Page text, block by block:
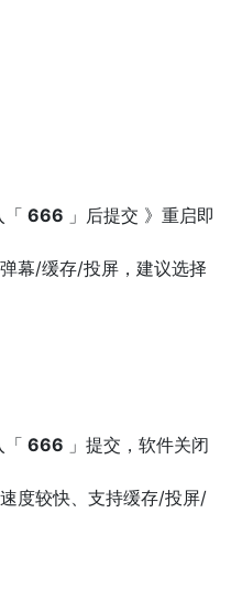
「 666 」后提交 》重启即
幕/缓存/投屏，建议选择
「 666 」提交，软件关闭
度较快、支持缓存/投屏/